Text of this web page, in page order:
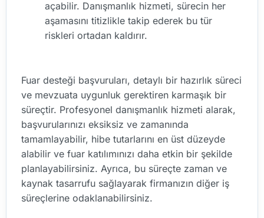
açabilir. Danışmanlık hizmeti, sürecin her
aşamasını titizlikle takip ederek bu tür
riskleri ortadan kaldırır.
Fuar desteği başvuruları, detaylı bir hazırlık süreci
ve mevzuata uygunluk gerektiren karmaşık bir
süreçtir. Profesyonel danışmanlık hizmeti alarak,
başvurularınızı eksiksiz ve zamanında
tamamlayabilir, hibe tutarlarını en üst düzeyde
alabilir ve fuar katılımınızı daha etkin bir şekilde
planlayabilirsiniz. Ayrıca, bu süreçte zaman ve
kaynak tasarrufu sağlayarak firmanızın diğer iş
süreçlerine odaklanabilirsiniz.